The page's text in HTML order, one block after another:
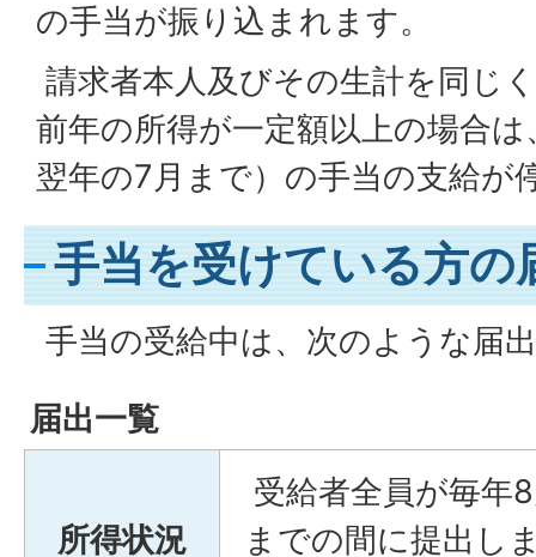
の手当が振り込まれます。
請求者本人及びその生計を同じ
前年の所得が一定額以上の場合
翌年の7月まで）の手当の支給が
手当を受けている方の
手当の受給中は、次のような届
届出一覧
所得状況
受給者全員が毎年
までの間に提出し